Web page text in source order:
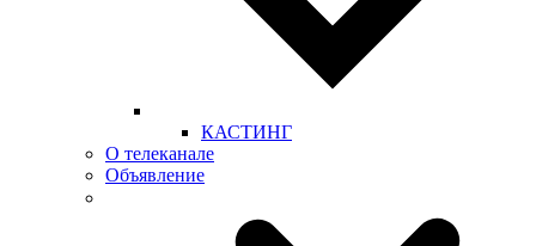
КАСТИНГ
О телеканале
Объявление